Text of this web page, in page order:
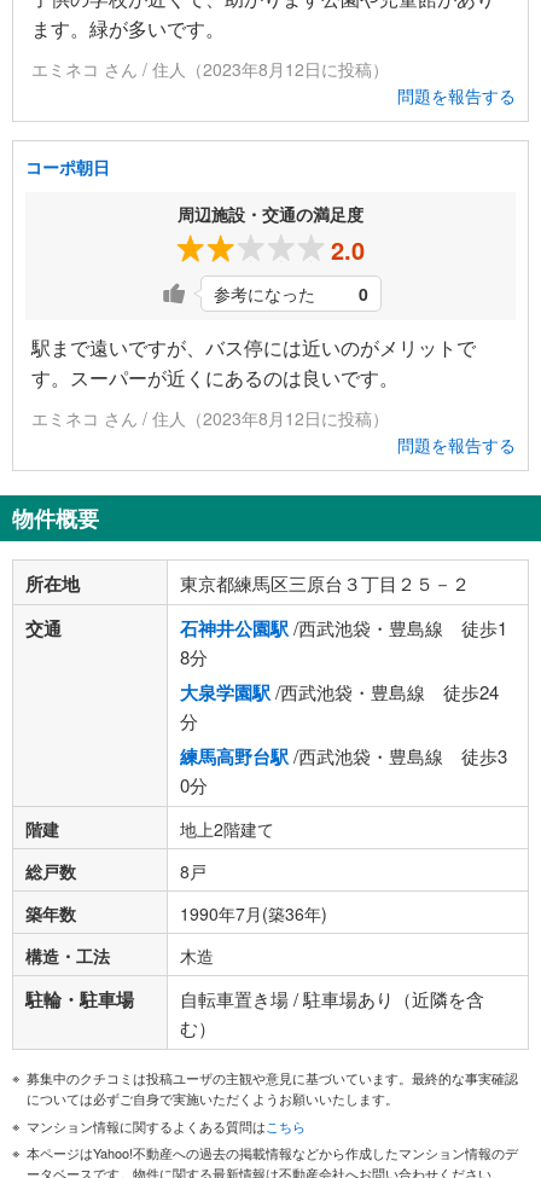
ます。緑が多いです。
エミネコ さん / 住人（2023年8月12日に投稿）
問題を報告する
コーポ朝日
周辺施設・交通の満足度
2.0
参考になった 0
駅まで遠いですが、バス停には近いのがメリットで
す。スーパーが近くにあるのは良いです。
エミネコ さん / 住人（2023年8月12日に投稿）
問題を報告する
物件概要
所在地 東京都練馬区三原台３丁目２５－２
交通 石神井公園駅/西武池袋・豊島線 徒歩1
8分
大泉学園駅/西武池袋・豊島線 徒歩24
分
練馬高野台駅/西武池袋・豊島線 徒歩3
0分
階建
地上2階建て
総戸数
8戸
築年数
1990年7月(築36年)
構造・工法
木造
駐輪・駐車場
自転車置き場 / 駐車場あり（近隣を含
む）
募集中のクチコミは投稿ユーザの主観や意見に基づいています。最終的な事実確認
については必ずご自身で実施いただくようお願いいたします。
マンション情報に関するよくある質問はこちら
本ページはYahoo!不動産への過去の掲載情報などから作成したマンション情報のデ
ータベースです。物件に関する最新情報は不動産会社へお問い合わせください。